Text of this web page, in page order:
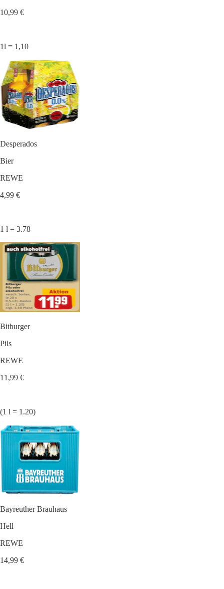
10,99 €
1l = 1,10
Desperados
Bier
REWE
4,99 €
1 l = 3.78
Bitburger
Pils
REWE
11,99 €
(1 l = 1.20)
Bayreuther Brauhaus
Hell
REWE
14,99 €